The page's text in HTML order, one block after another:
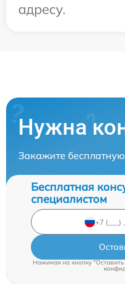
адресу.
Нужна
Закажите
Бесплатная
специалистом
Нажимая на кнопку